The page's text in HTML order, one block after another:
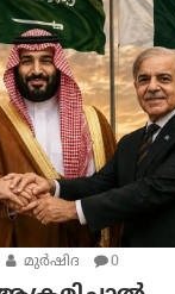
മുര്‍ഷിദ 0